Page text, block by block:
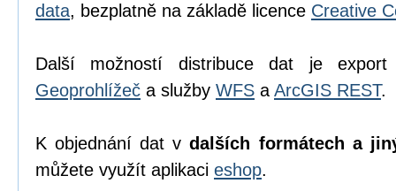
data, bezplatně na základě licence Creative
Další možností distribuce dat je
Geoprohlížeč a služby WFS a ArcGIS REST.
K objednání dat vdalších formátech a
můžete využít aplikaci eshop.